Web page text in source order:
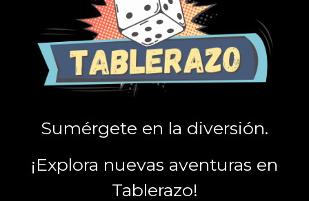
Sumérgete en la diversión.
¡Explora nuevas aventuras en
Tablerazo!